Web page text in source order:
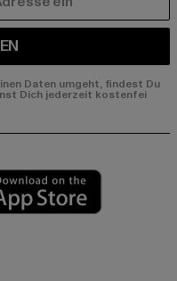
Daten umgeht, findest Du
Dich jederzeit kostenfei